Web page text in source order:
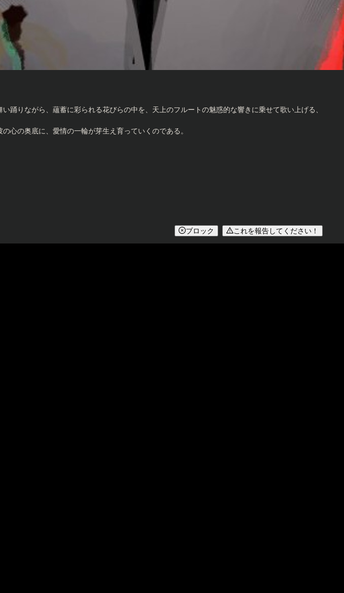
りながら、蘊蓄に彩られる花びらの中を、天上のフルートの魅惑的な響きに乗せて歌い上げる、
心の奥底に、愛情の一輪が芽生え育っていくのである。
ブロック これを報告してください！